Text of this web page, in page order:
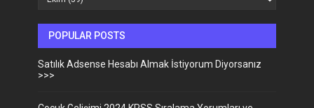
POPULAR POSTS
Satılık Adsense Hesabı Almak İstiyorum Diyorsanız
>>>